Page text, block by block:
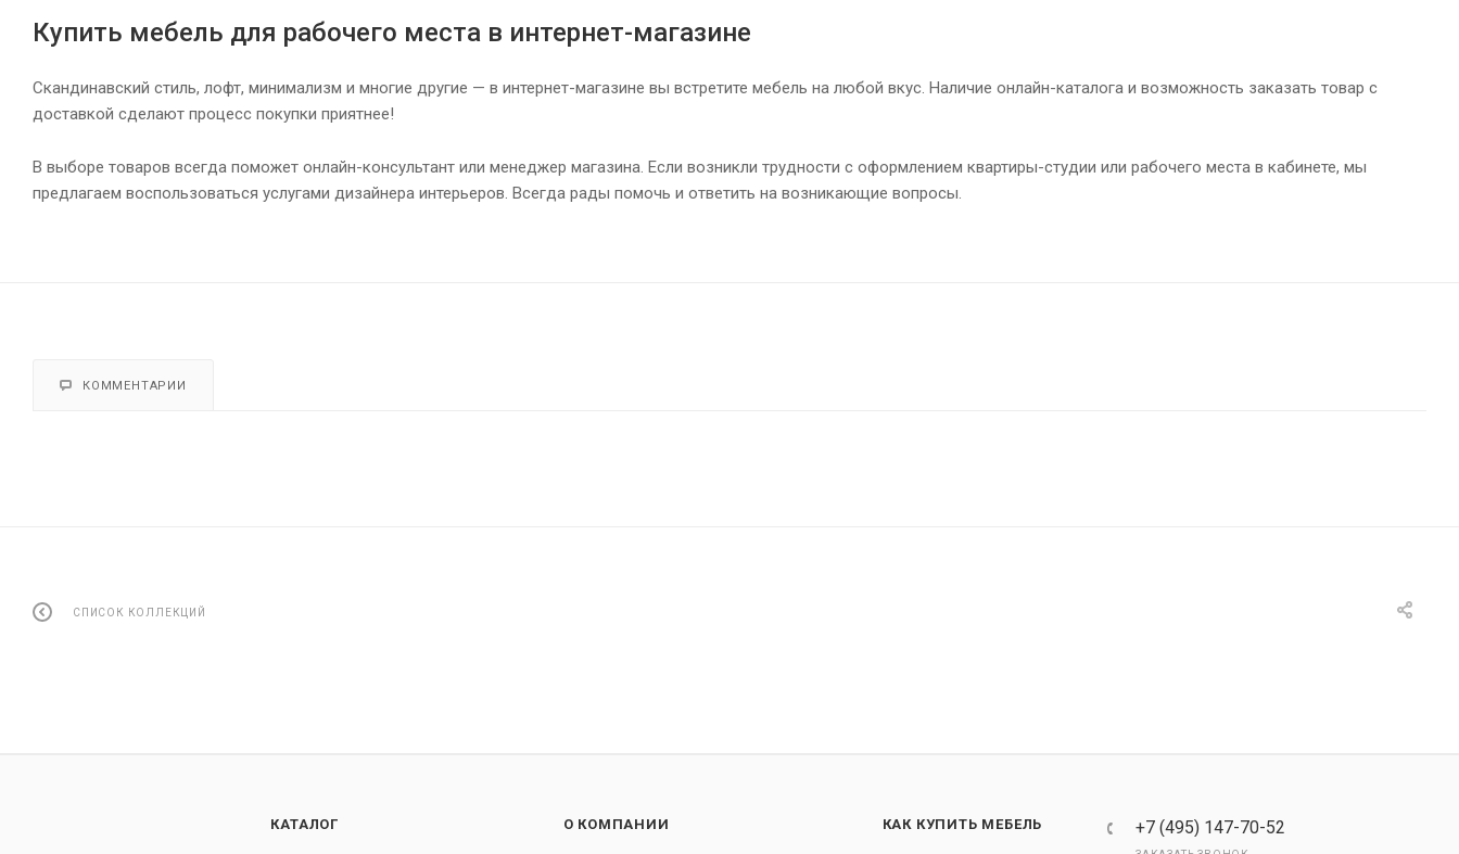
Купить мебель для рабочего места в интернет-магазине
Скандинавский стиль, лофт, минимализм и многие другие — в интернет-магазине вы встретите мебель на любой вкус. Наличие онлайн-каталога и возможность заказать товар с
доставкой сделают процесс покупки приятнее!
В выборе товаров всегда поможет онлайн-консультант или менеджер магазина. Если возникли трудности с оформлением квартиры-студии или рабочего места в кабинете, мы
предлагаем воспользоваться услугами дизайнера интерьеров. Всегда рады помочь и ответить на возникающие вопросы.
КОММЕНТАРИИ
СПИСОК КОЛЛЕКЦИЙ
КАТАЛОГ О КОМПАНИИ КАК КУПИТЬ МЕБЕЛЬ +7 (495) 147-70-52